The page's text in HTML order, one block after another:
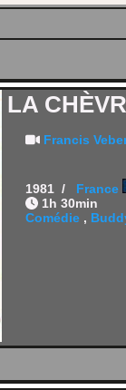
LA
Francis
1981 / France
1h 30min
Comédie ,